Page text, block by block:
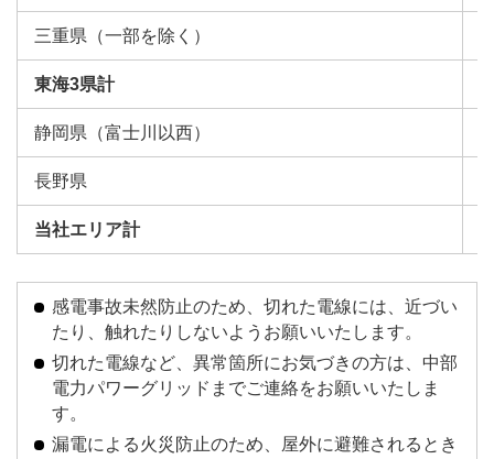
三重県（一部を除く）
東海3県計
静岡県（富士川以西）
長野県
当社エリア計
感電事故未然防止のため、切れた電線には、近づい
たり、触れたりしないようお願いいたします。
切れた電線など、異常箇所にお気づきの方は、中部
電力パワーグリッドまでご連絡をお願いいたしま
す。
漏電による火災防止のため、屋外に避難されるとき